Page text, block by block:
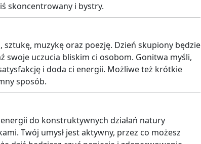
skoncentrowany i bystry.
muzykę oraz poezję. Dzień skupiony będzie
swoje uczucia bliskim ci osobom. Gonitwa myśli,
i doda ci energii. Możliwe też krótkie
sposób.
do konstruktywnych działań natury
Twój umysł jest aktywny, przez co możesz